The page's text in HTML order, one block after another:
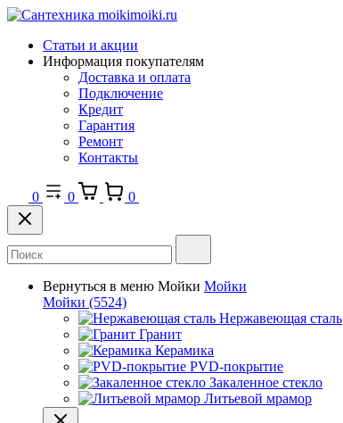
Статьи и акции
Информация покупателям
Доставка и оплата
Подключение
Кредит
Гарантия
Ремонт
Контакты
0 0 0
Вернуться в меню Мойки Мойки
Мойки (5524)
Нержавеющая сталь
Гранит
Керамика
PVD-покрытие
Закаленное стекло
Литьевой мрамор